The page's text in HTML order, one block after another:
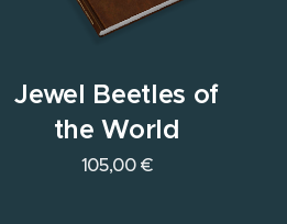
Jewel Beetles of
the World
105,00€